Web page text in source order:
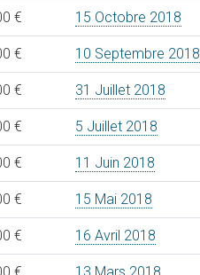
€ 15 Octobre 2018
€ 10 Septembre 2018
€ 31 Juillet 2018
€ 5 Juillet 2018
€ 11 Juin 2018
€ 15 Mai 2018
€ 16 Avril 2018